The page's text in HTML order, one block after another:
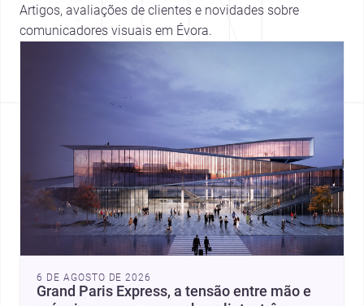
Artigos, avaliações de clientes e novidades sobre
comunicadores visuais em Évora.
6 DE AGOSTO DE 2026
Grand Paris Express, a tensão entre mão e